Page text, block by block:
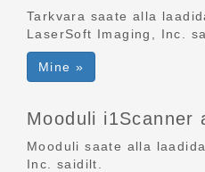
Tarkvara saate alla
LaserSoft Imaging, Inc.
Mine »
Mooduli i1Scanner
Mooduli saate alla
Inc. saidilt.